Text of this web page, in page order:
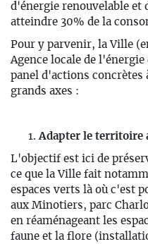
d'énergie renouvelable et
atteindre 30% de la
Pour y parvenir, la Ville
Agence locale de
panel d'actions concrètes
grands axes :
Adapter le territoire
L'objectif est ici de
ce que la Ville fait
espaces verts là où c'est
aux Minotiers, parc
en réaménageant les
faune et la flore